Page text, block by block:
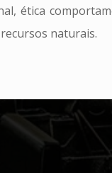
ética
naturais.